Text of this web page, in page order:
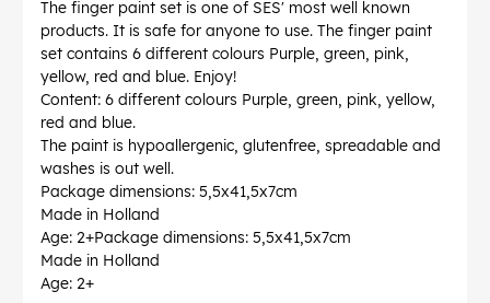
The finger paint set is one of SES' most well known
products. It is safe for anyone to use. The finger paint
set contains 6 different colours Purple, green, pink,
yellow, red and blue. Enjoy!
Content: 6 different colours Purple, green, pink, yellow,
red and blue.
The paint is hypoallergenic, glutenfree, spreadable and
washes is out well.
Package dimensions: 5,5x41,5x7cm
Made in Holland
Age: 2+Package dimensions: 5,5x41,5x7cm
Made in Holland
Age: 2+